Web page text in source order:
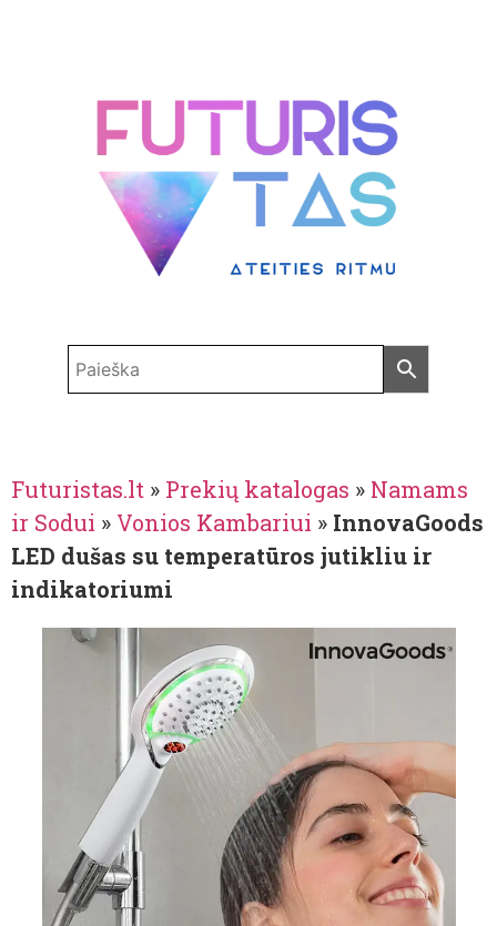
Futuristas.lt » Prekių katalogas » Namams
ir Sodui » Vonios Kambariui » InnovaGoods
LED dušas su temperatūros jutikliu ir
indikatoriumi